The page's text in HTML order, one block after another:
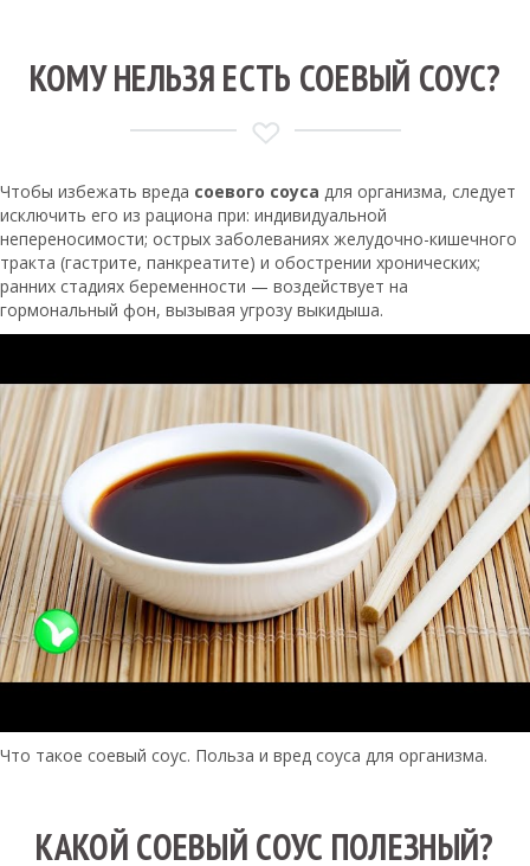
КОМУ НЕЛЬЗЯ ЕСТЬ СОЕВЫЙ СОУС?
Чтобы избежать вреда соевого соуса для организма, следует
исключить его из рациона при: индивидуальной
непереносимости; острых заболеваниях желудочно-кишечного
тракта (гастрите, панкреатите) и обострении хронических;
ранних стадиях беременности — воздействует на
гормональный фон, вызывая угрозу выкидыша.
Что такое соевый соус. Польза и вред соуса для организма.
КАКОЙ СОЕВЫЙ СОУС ПОЛЕЗНЫЙ?